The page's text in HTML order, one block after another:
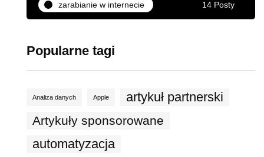
zarabianie w internecie 14 Posty
Popularne tagi
Analiza danych Apple artykuł partnerski
Artykuły sponsorowane
automatyzacja